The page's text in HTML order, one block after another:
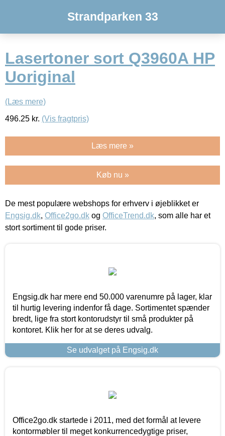
Strandparken 33
Lasertoner sort Q3960A HP
Uoriginal
(Læs mere)
496.25 kr. (Vis fragtpris)
Læs mere »
Køb nu »
De mest populære webshops for erhverv i øjeblikket er
Engsig.dk, Office2go.dk og OfficeTrend.dk, som alle har et
stort sortiment til gode priser.
Engsig.dk har mere end 50.000 varenumre på lager, klar
til hurtig levering indenfor få dage. Sortimentet spænder
bredt, lige fra stort kontorudstyr til små produkter på
kontoret. Klik her for at se deres udvalg.
Se udvalget på Engsig.dk
Office2go.dk startede i 2011, med det formål at levere
kontormøbler til meget konkurrencedygtige priser,